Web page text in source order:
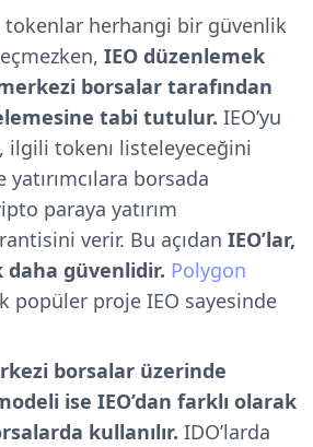
tokenlar herhangi bir güvenlik
IEO düzenlemek
borsalar tarafından
tabi tutulur. IEO’yu
ilgili tokenı listeleyeceğini
borsada
paraya yatırım
verir. Bu açıdan IEO’lar,
daha güvenlidir. Polygon
popüler proje IEO sayesinde
borsalar üzerinde
ise IEO’dan farklı olarak
kullanılır. IDO’larda